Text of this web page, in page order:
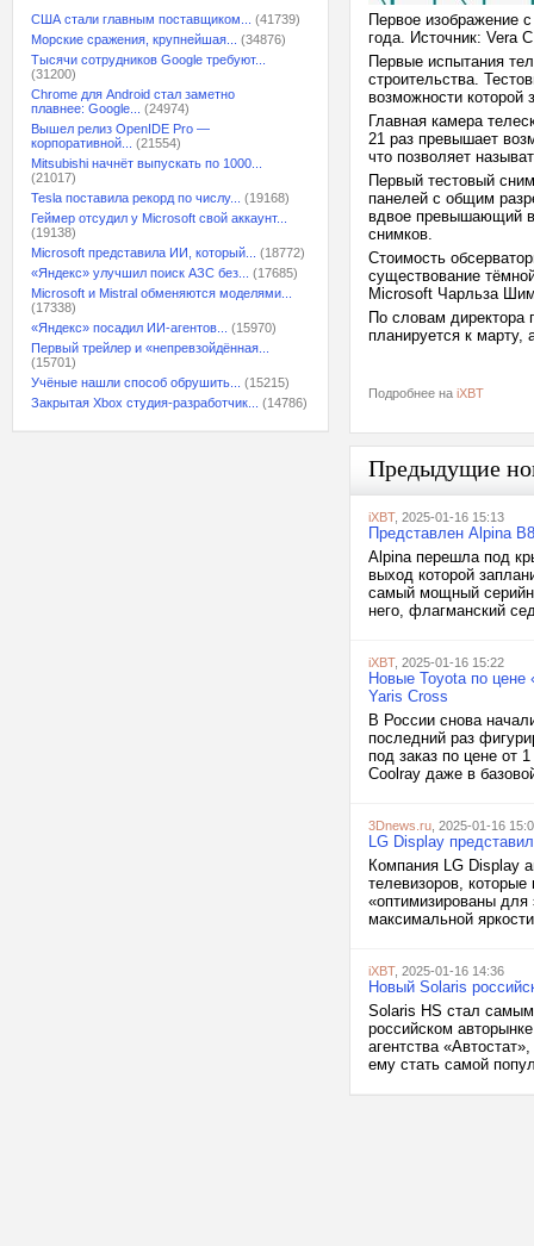
США стали главным поставщиком...
(41739)
Морские сражения, крупнейшая...
(34876)
Тысячи сотрудников Google требуют...
(31200)
Chrome для Android стал заметно
плавнее: Google...
(24974)
Вышел релиз OpenIDE Pro —
корпоративной...
(21554)
Mitsubishi начнёт выпускать по 1000...
(21017)
Tesla поставила рекорд по числу...
(19168)
Геймер отсудил у Microsoft свой аккаунт...
(19138)
Microsoft представила ИИ, который...
(18772)
«Яндекс» улучшил поиск АЗС без...
(17685)
Microsoft и Mistral обменяются моделями...
(17338)
«Яндекс» посадил ИИ-агентов...
(15970)
Первый трейлер и «непревзойдённая...
(15701)
Учёные нашли способ обрушить...
(15215)
Закрытая Xbox студия-разработчик...
(14786)
Первое изображение
года. Источник: Vera
Первые испытания
строительства.
возможности которой
Главная камера
21 раз превышает
что позволяет
Первый тестовый
панелей с общим
вдвое превышающий
снимков.
Стоимость
существование
Microsoft Чарльза
По словам директора
планируется к
Подробнее на iXBT
Предыдущие
iXBT, 2025-01-16 15:13
Представлен Alpina
Alpina перешла под
выход которой
самый мощный
него, флагманский
iXBT, 2025-01-16 15:22
Новые Toyota по цене
Yaris Cross
В России снова
последний раз
под заказ по цене от
Coolray даже в
3Dnews.ru , 2025-01-16
LG Display
Компания LG Display
телевизоров,
«оптимизированы
максимальной
iXBT, 2025-01-16 14:36
Новый Solaris
Solaris HS стал
российском
агентства
ему стать самой